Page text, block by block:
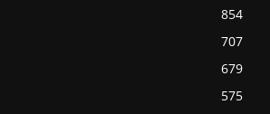
854
707
679
575